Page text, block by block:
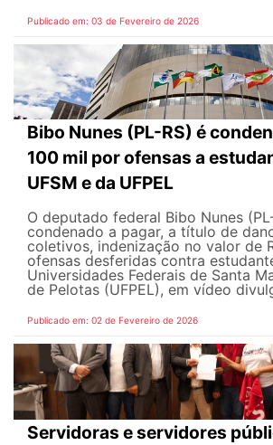
Publicado em: 03 de Fevereiro de 2026
Bibo Nunes (PL-RS) é
100 mil por ofensas a
UFSM e da UFPEL
O deputado federal Bibo Nunes
condenado a pagar, a título de
coletivos, indenização no valor de
ofensas desferidas contra
Universidades Federais de Santa
de Pelotas (UFPEL), em vídeo
Publicado em: 02 de Fevereiro de 2026
Servidoras e servidores